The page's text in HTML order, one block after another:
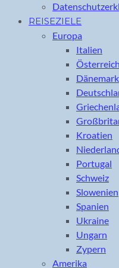
REISEZIELE
Europa
Italien
Österreich
Dänemark
Kroatien
Portugal
Schweiz
Slowenien
Spanien
Ukraine
Ungarn
Zypern
Amerika